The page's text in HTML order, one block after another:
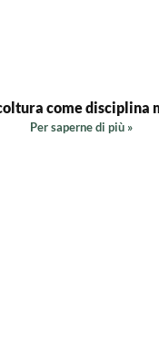
come disciplina
Per saperne di più »